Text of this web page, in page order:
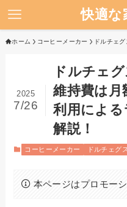
快適な
ホーム コーヒーメーカー ドルチェグ
ドルチェ
維持費は月
利用によ
解説！
2025
7/26
コーヒーメーカー ドルチェグ
本ページはプロモー